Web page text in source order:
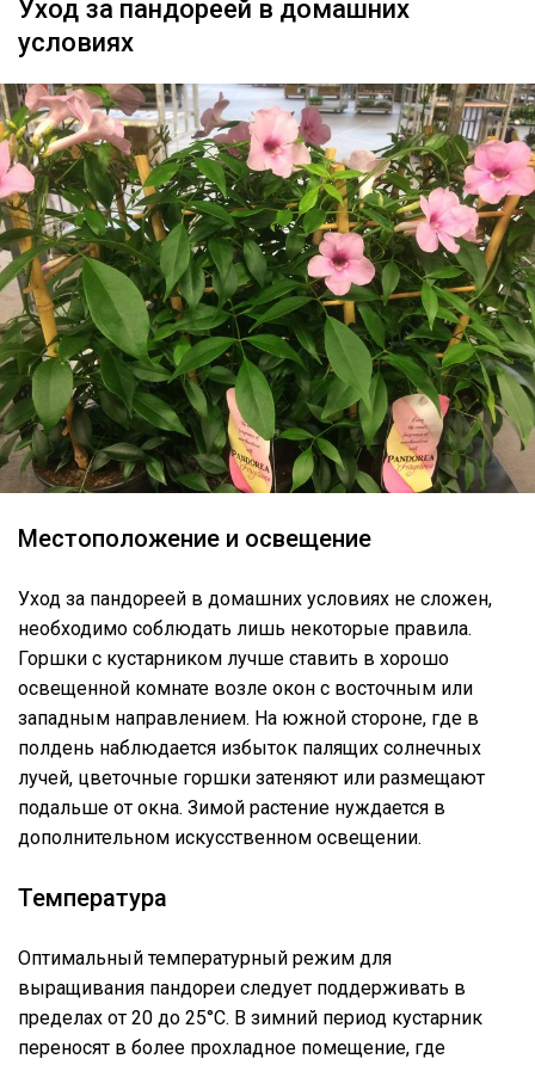
Уход за пандореей в домашних
условиях
Местоположение и освещение
Уход за пандореей в домашних условиях не сложен,
необходимо соблюдать лишь некоторые правила.
Горшки с кустарником лучше ставить в хорошо
освещенной комнате возле окон с восточным или
западным направлением. На южной стороне, где в
полдень наблюдается избыток палящих солнечных
лучей, цветочные горшки затеняют или размещают
подальше от окна. Зимой растение нуждается в
дополнительном искусственном освещении.
Температура
Оптимальный температурный режим для
выращивания пандореи следует поддерживать в
пределах от 20 до 25°C. В зимний период кустарник
переносят в более прохладное помещение, где